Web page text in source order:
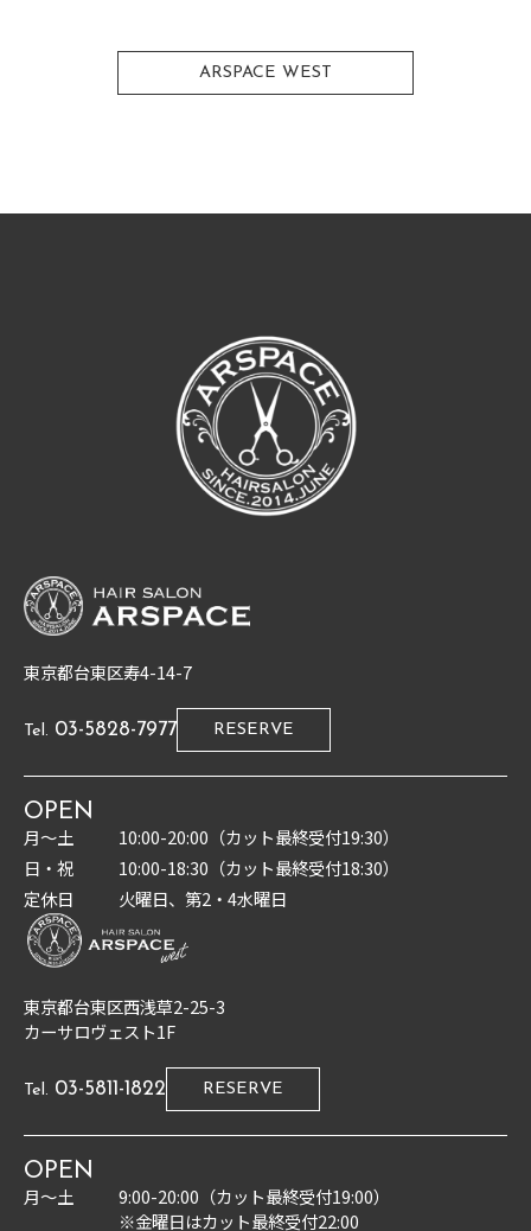
ARSPACE WEST
東京都台東区寿4-14-7
Tel. 03-5828-7977 RESERVE
OPEN
月〜土
10:00-20:00（カット最終受付19:30）
日・祝
10:00-18:30（カット最終受付18:30）
定休日
火曜日、第2・4水曜日
東京都台東区西浅草2-25-3
カーサロヴェスト1F
Tel. 03-5811-1822 RESERVE
OPEN
月〜土
9:00-20:00（カット最終受付19:00）
※金曜日はカット最終受付22:00